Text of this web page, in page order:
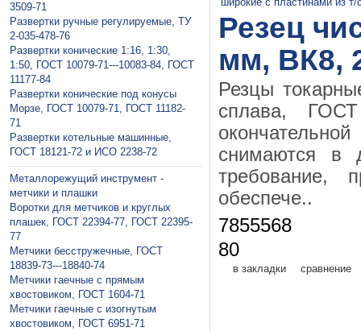
3509-71
Рaзвертки ручные регулируемые, ТУ
2-035-478-76
Развертки конические 1:16, 1:30,
1:50, ГОСТ 10079-71---10083-84, ГОСТ
11177-84
Развертки конические под конусы
Морзе, ГОСТ 10079-71, ГОСТ 11182-
71
Развертки котельные машинные,
ГОСТ 18121-72 и ИСО 2238-72
Металлорежущий инструмент -
метчики и плашки
Воротки для метчиков и круглых
плашек, ГОСТ 22394-77, ГОСТ 22395-
77
Метчики бесстружечные, ГОСТ
18839-73---18840-74
Метчики гaечные с прямым
хвостовиком, ГОСТ 1604-71
Метчики гаечные с изогнутым
хвостовиком, ГОСТ 6951-71
Резец
мм, ВК8,
Резцы
сплава,
снимаются в
требование,
обеспече..
7855568
80
в закладки сравнение